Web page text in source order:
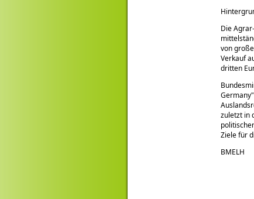
Die
von
Verkauf
dritten
Germany
zuletzt in
Ziele für
BMELH